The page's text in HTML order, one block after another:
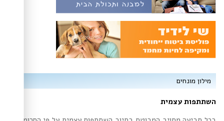
מילון מונחים
השתתפות עצמית